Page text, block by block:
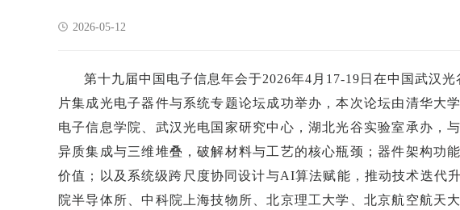
2026-05-12
第十九届中国电子信息年会于2026年4月17-19日在中国武汉
片集成光电子器件与系统专题论坛成功举办，本次论坛由清华大
电子信息学院、武汉光电国家研究中心，湖北光谷实验室承办，
异质集成与三维堆叠，破解材料与工艺的核心瓶颈；器件架构功
价值；以及系统级跨尺度协同设计与AI算法赋能，推动技术迭代
院半导体所、中科院上海技物所、北京理工大学、北京航空航天